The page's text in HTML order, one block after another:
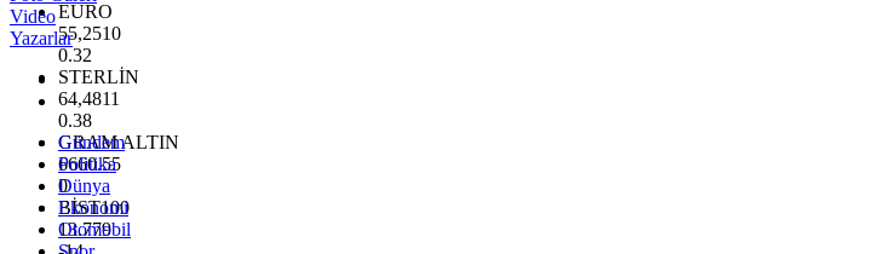
EURO
55,2510
0.32
STERLİN
64,4811
0.38
GRAM ALTIN
6660.55
0
BİST100
13.779
Video
Yazarlar
Gündem
Politika
Dünya
Ekonomi
Otomobil